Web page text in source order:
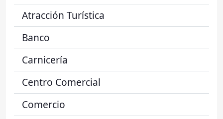
Atracción Turística
Banco
Carnicería
Centro Comercial
Comercio